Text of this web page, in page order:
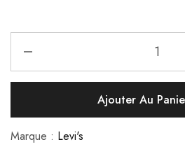
Ajouter Au
Marque : Levi's